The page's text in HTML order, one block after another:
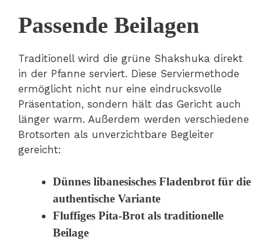
Passende Beilagen
Traditionell wird die grüne Shakshuka direkt
in der Pfanne serviert. Diese Serviermethode
ermöglicht nicht nur eine eindrucksvolle
Präsentation, sondern hält das Gericht auch
länger warm. Außerdem werden verschiedene
Brotsorten als unverzichtbare Begleiter
gereicht:
Dünnes libanesisches Fladenbrot für die
authentische Variante
Fluffiges Pita-Brot als traditionelle
Beilage